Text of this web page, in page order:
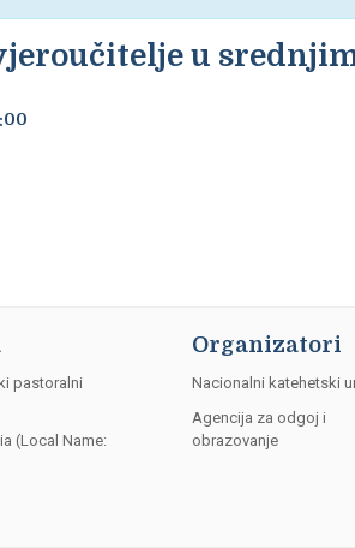
u
pastoralni
(Local Name:
Organizatori
Nacionalni katehetski
Agencija za odgoj i
obrazovanje